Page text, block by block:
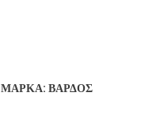
ΜΆΡΚΑ: ΒΆΡΔΟΣ